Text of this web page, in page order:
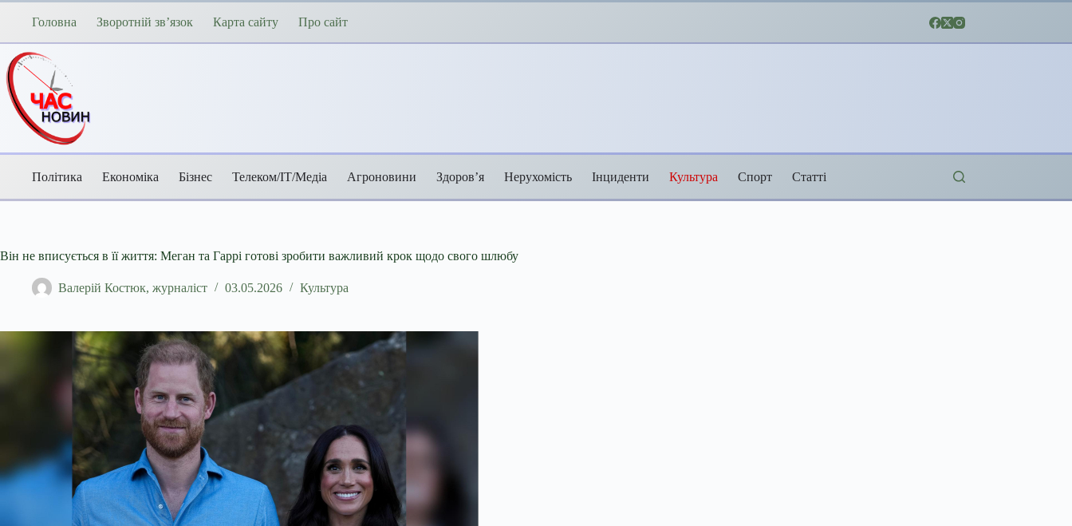
Перейти
Головна Зворотній зв’язок Карта сайту Про сайт
Політика Економіка Бізнес Телеком/ІТ/Медіа Агроновини Здоров’я Нерухомість Інциденти Культура Спорт Статті
Він не вписується в її життя: Меган та Гаррі готові зробити важливий крок щодо свого шлюбу
Валерій Костюк, журналіст 03.05.2026 Культура